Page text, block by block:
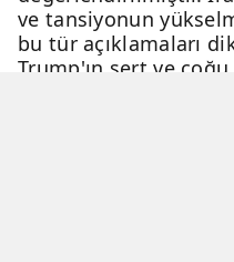
ve tansiyonun
bu tür açıklamaları
Trump'ın sert ve çoğu